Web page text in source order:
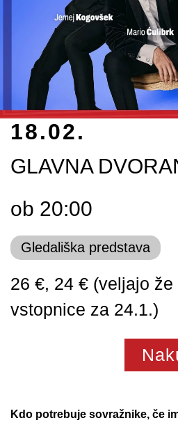
18.02.
GLAVNA
ob 20:00
Gledališka predstava
26 €, 24 € (veljajo
vstopnice za 24.1.)
Kdo potrebuje sovražnike, če